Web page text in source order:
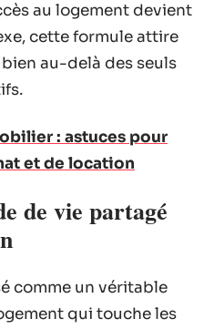
au logement devient
cette formule attire
au-delà des seuls
: astuces pour
et de location
de vie partagé
comme un véritable
qui touche les